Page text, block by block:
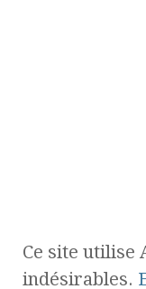
Ce site utilise
indésirables.